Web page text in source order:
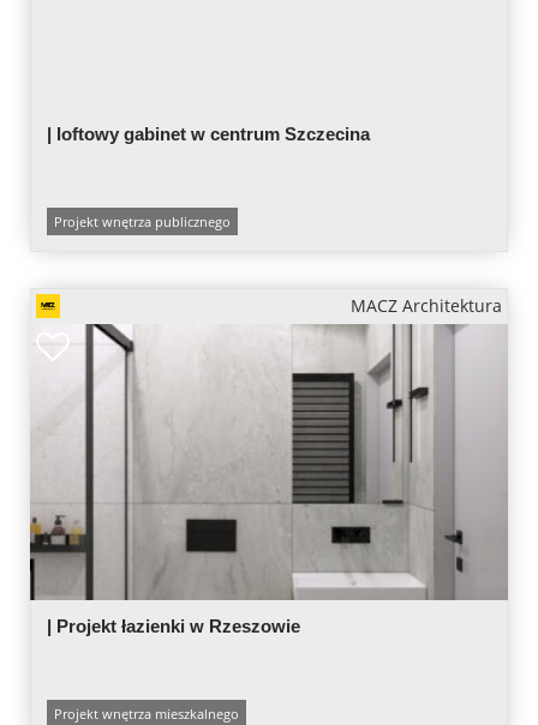
| loftowy gabinet w centrum Szczecina
Projekt wnętrza publicznego
MACZ Architektura
| Projekt łazienki w Rzeszowie
Projekt wnętrza mieszkalnego